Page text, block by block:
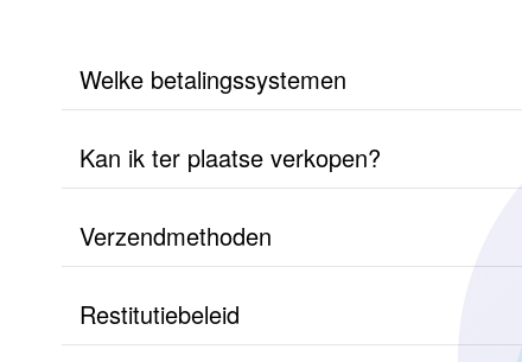
Welke betalingssystemen
Kan ik ter plaatse verkopen?
Verzendmethoden
Restitutiebeleid